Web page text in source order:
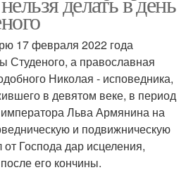
17 февраля 2022 года
Студеного, а православная
Николая - исповедника,
в девятом веке, в период
императора Льва Армянина на
и подвижническую
Господа дар исцеления,
его кончины.